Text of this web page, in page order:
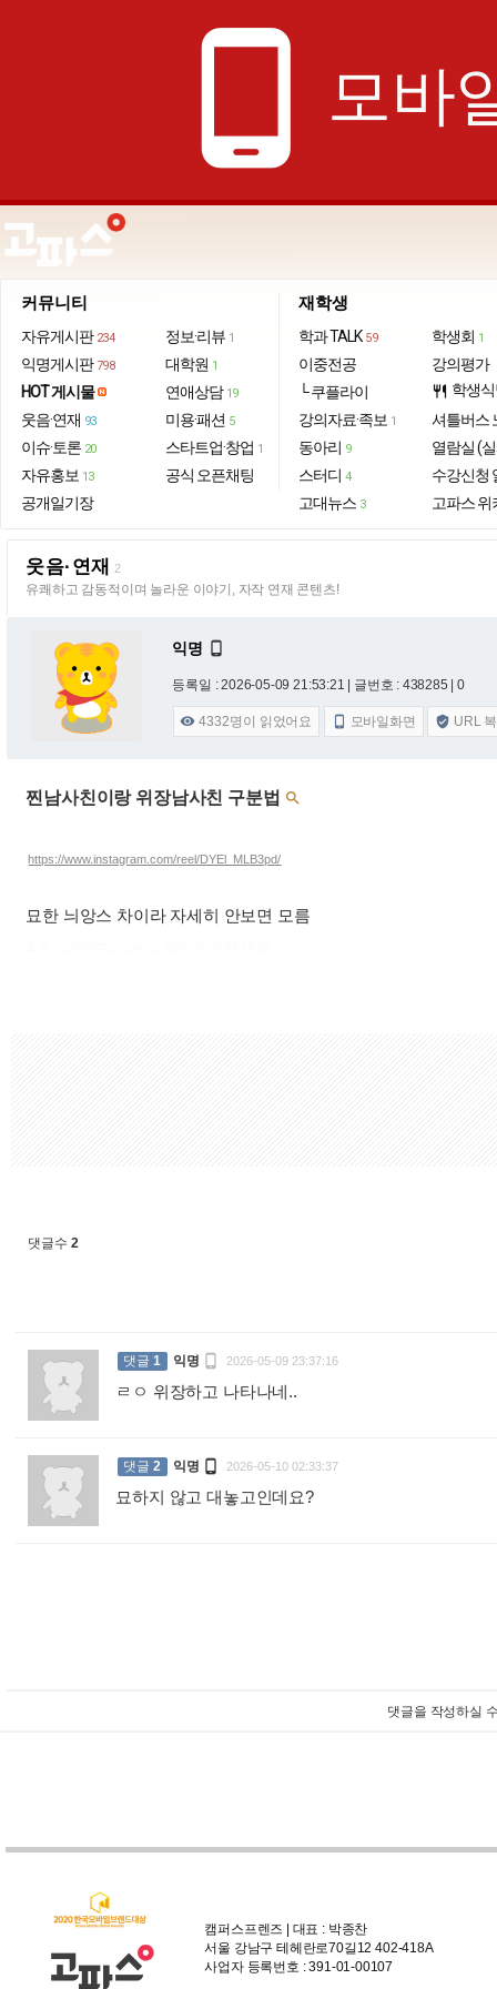
phone_android 모바
커뮤니티
자유게시판 234
익명게시판 798
HOT 게시물
웃음·연재 93
이슈·토론 20
자유홍보 13
공개일기장
정보·리뷰 1
대학원 1
연애상담 19
미용·패션 5
스타트업·창업 1
공식 오픈채팅
재학생
학과 TALK 59
이중전공
└ 쿠플라이
강의자료·족보 1
동아리 9
스터디 4
고대뉴스 3
학생회 1
강의평가
restaurant 학생
셔틀버스
열람실 (
수강신청
고파스 위
웃음·연재 2
유쾌하고 감동적이며 놀라운 이야기, 자작 연재 콘텐츠!
익명 
등록일 : 2026-05-09 21:53:21 | 글번호 : 438285 | 0
 4332명이 읽었어요  모바일화면  URL
찐남사친이랑 위장남사친 구분법 
https://www.instagram.com/reel/DYEl_MLB3pd/
묘한 늬앙스 차이라 자세히 안보면 모름
댓글수 2
댓글 1 익명  2026-05-09 23:37:16
ㄹㅇ 위장하고 나타나네..
댓글 2 익명  2026-05-10 02:33:37
묘하지 않고 대놓고인데요?
댓글을 작성하실
캠퍼스프렌즈 | 대표 : 박종찬
서울 강남구 테헤란로70길12 402-418A
사업자 등록번호 : 391-01-00107